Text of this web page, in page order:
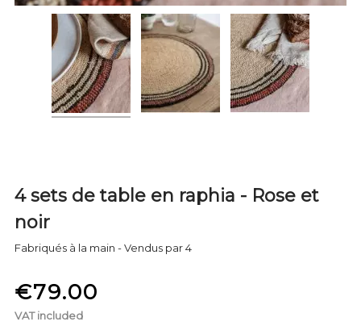
4 sets de table en raphia - Rose et
noir
Fabriqués à la main - Vendus par 4
€79.00
VAT included